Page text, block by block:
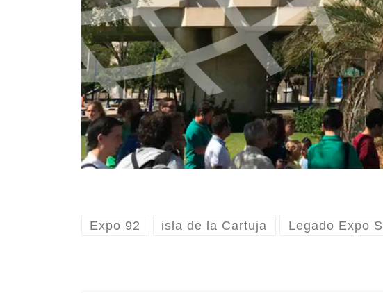
Expo 92 isla de la Cartuja Legado Expo